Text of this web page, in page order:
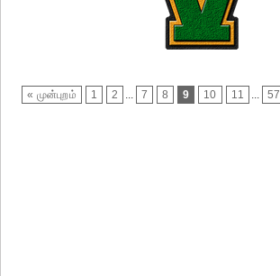
« முன்புறம் 1 2 ... 7 8 9 10 11 ... 57